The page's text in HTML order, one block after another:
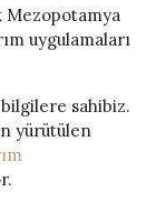
Mezopotamya
uygulamaları
sahibiz.
yürütülen